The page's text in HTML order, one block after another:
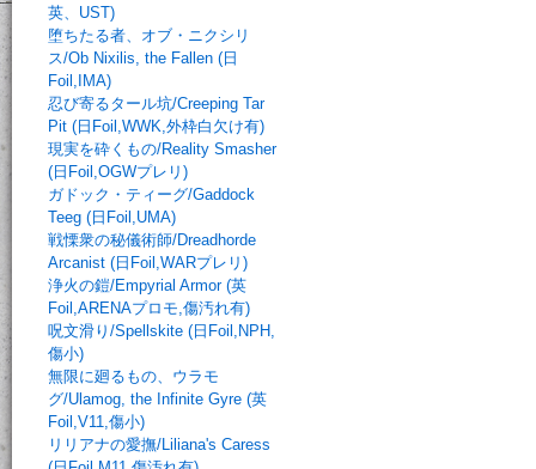
英、UST)
堕ちたる者、オブ・ニクシリ
ス/Ob Nixilis, the Fallen (日
Foil,IMA)
忍び寄るタール坑/Creeping Tar
Pit (日Foil,WWK,外枠白欠け有)
現実を砕くもの/Reality Smasher
(日Foil,OGWプレリ)
ガドック・ティーグ/Gaddock
Teeg (日Foil,UMA)
戦慄衆の秘儀術師/Dreadhorde
Arcanist (日Foil,WARプレリ)
浄火の鎧/Empyrial Armor (英
Foil,ARENAプロモ,傷汚れ有)
呪文滑り/Spellskite (日Foil,NPH,
傷小)
無限に廻るもの、ウラモ
グ/Ulamog, the Infinite Gyre (英
Foil,V11,傷小)
リリアナの愛撫/Liliana's Caress